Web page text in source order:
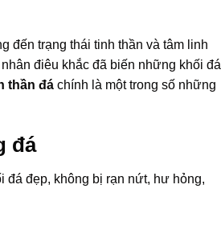
đến trạng thái tinh thần và tâm linh
điêu khắc đã biến những khối đá
thần đá chính là một trong số những
đá
đẹp, không bị rạn nứt, hư hỏng,